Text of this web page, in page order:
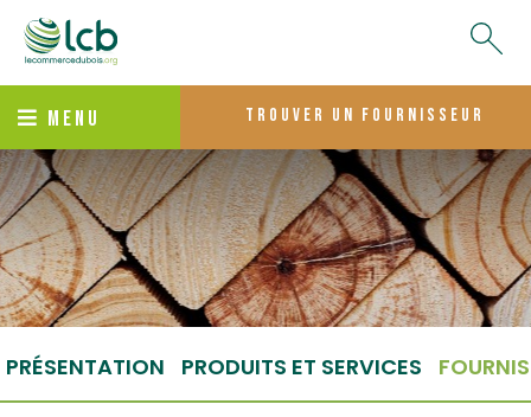
MENU trouver un fournisseur
PRÉSENTATION PRODUITS ET SERVICES